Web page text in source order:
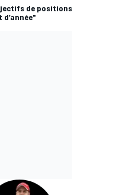
de positions